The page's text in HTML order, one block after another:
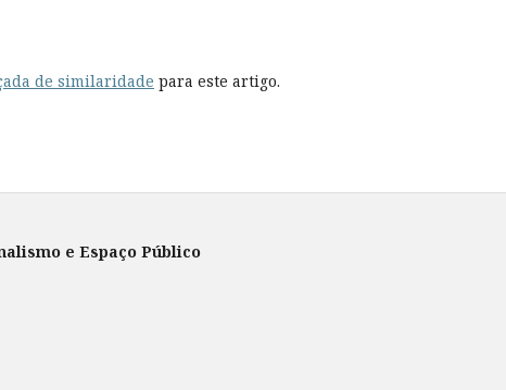
de similaridade para este artigo.
e Espaço Público